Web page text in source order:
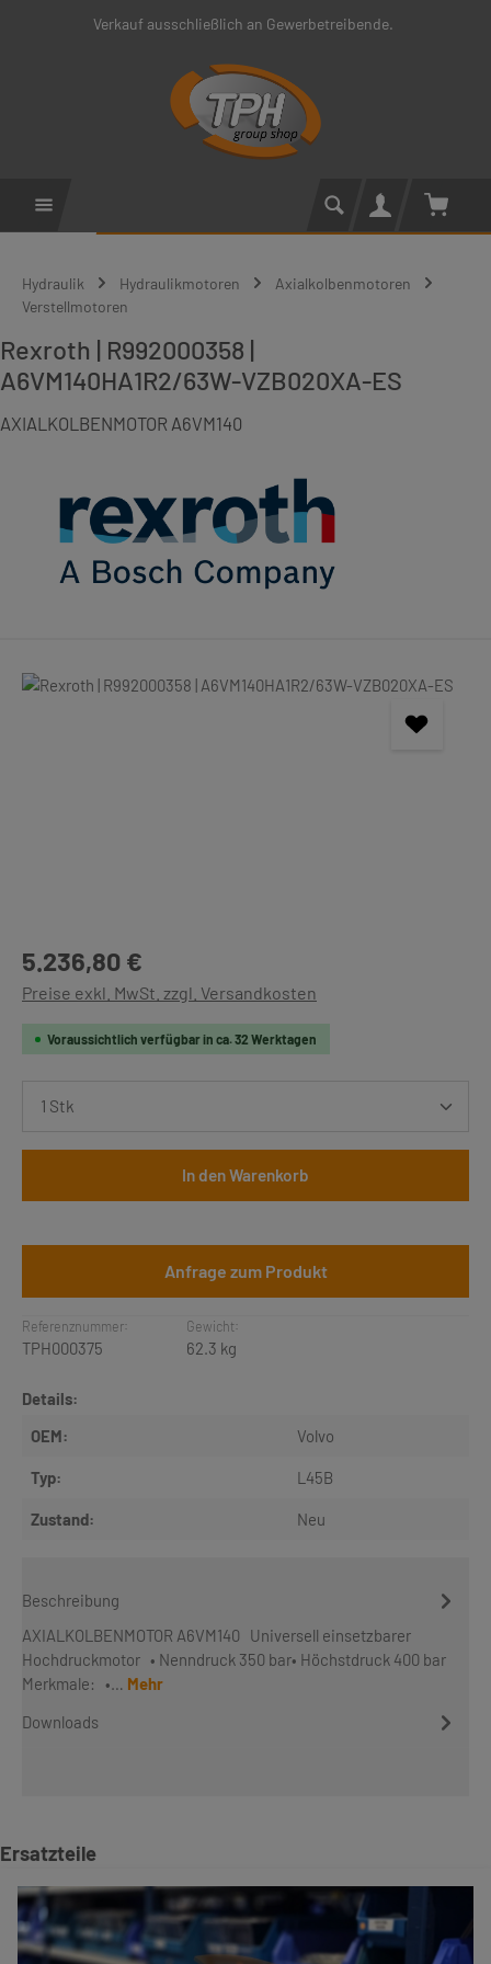
Zum Hauptinhalt springenVerkauf ausschließlich an Gewerbetreibende.
Hydraulik Hydraulikmotoren
Axialkolbenmotoren
Verstellmotoren
Rexroth | R992000358 |
A6VM140HA1R2/63W-VZB020XA-ES
AXIALKOLBENMOTOR A6VM140
Bildergalerie überspringen
Regulärer Preis:
5.236,80 €
Preise exkl. MwSt. zzgl. Versandkosten
Voraussichtlich verfügbar in ca. 32 Werktagen
In den Warenkorb
Anfrage zum Produkt
Referenznummer:
TPH000375
Gewicht:
62.3 kg
Details:
OEM:
Volvo
Typ: L45B
Zustand: Neu
Beschreibung
AXIALKOLBENMOTOR A6VM140 Universell einsetzbarer
Hochdruckmotor • Nenndruck 350 bar• Höchstdruck 400 bar
Merkmale: •… Mehr
Downloads
Produktgalerie überspringen
Ersatzteile